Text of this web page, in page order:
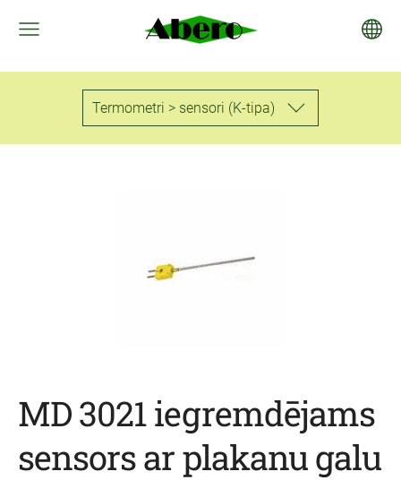
Termometri > sensori (K-tipa)
MD 3021 iegremdējams
sensors ar plakanu galu